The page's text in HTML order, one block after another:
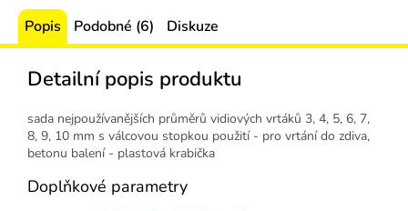
Popis Podobné (6) Diskuze
Detailní popis produktu
sada nejpoužívanějších průměrů vidiových vrtáků 3, 4, 5, 6, 7,
8, 9, 10 mm s válcovou stopkou použití - pro vrtání do zdiva,
betonu balení - plastová krabička
Doplňkové parametry